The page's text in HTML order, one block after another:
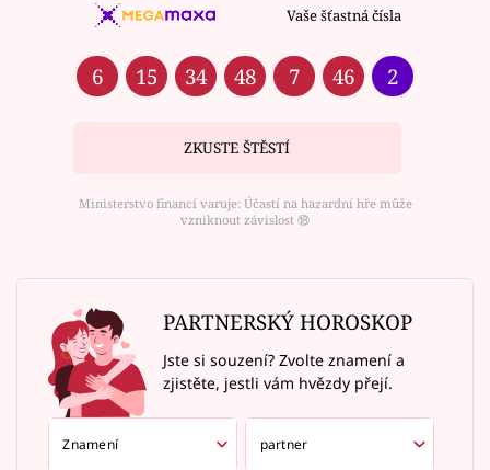
Vaše šťastná čísla
6 15 34 48 7 46 2
ZKUSTE ŠTĚSTÍ
Ministerstvo financí varuje: Účastí na hazardní hře může
vzniknout závislost ⑱
PARTNERSKÝ HOROSKOP
Jste si souzení? Zvolte znamení a
zjistěte, jestli vám hvězdy přejí.